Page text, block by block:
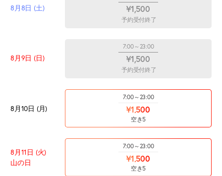
8月8日 (土) ¥1,500
予約受付終了
8月9日 (日)
7:00～23:00
¥1,500
予約受付終了
8月10日 (月)
7:00～23:00
¥1,500
空き5
8月11日 (火)
山の日
7:00～23:00
¥1,500
空き5